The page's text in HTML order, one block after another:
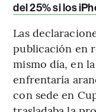
del 25% si los
Las
publicación en
mismo día, en
enfrentaría
con sede en